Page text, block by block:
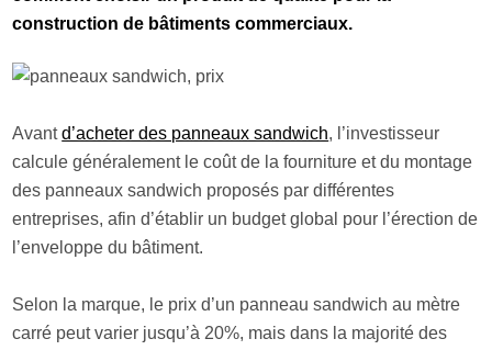
construction de bâtiments commerciaux.
Avantd’acheter des panneaux sandwich, l’investisseur
calcule généralement le coût de la fourniture et du montage
des panneaux sandwich proposés par différentes
entreprises, afin d’établir un budget global pour l’érection de
l’enveloppe du bâtiment.
Selon la marque, le prix d’un panneau sandwich au mètre
carré peut varier jusqu’à 20%, mais dans la majorité des